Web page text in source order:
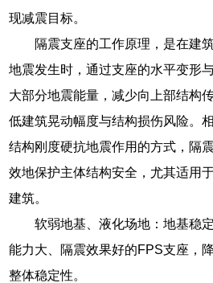
现减震目标。
隔震支座的工作原理，是在建
地震发生时，通过支座的水平变形
大部分地震能量，减少向上部结构
低建筑晃动幅度与结构损伤风险。
结构刚度硬抗地震作用的方式，隔
效地保护主体结构安全，尤其适用
建筑。
软弱地基、液化场地：地基稳
能力大、隔震效果好的FPS支座，
整体稳定性。